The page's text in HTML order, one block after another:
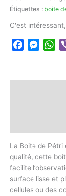
Étiquettes : boite
C'est
Facebook
La Boite de Pétri
qualité, cette
facilite
surface lisse et
cellules ou des